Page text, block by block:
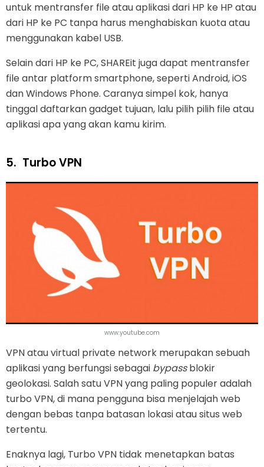
untuk mentransfer file atau aplikasi dari HP ke HP atau
dari HP ke PC tanpa harus menghabiskan kuota atau
menggunakan kabel USB.
Selain dari HP ke PC, SHAREit juga dapat mentransfer
file antar platform smartphone, seperti Android, iOS
dan Windows Phone. Caranya simpel kok, hanya
tinggal daftarkan gadget tujuan, lalu pilih pilih file atau
aplikasi apa yang akan kamu kirim.
5. Turbo VPN
www.youtube.com
VPN atau virtual private network merupakan sebuah
aplikasi yang berfungsi sebagai bypassblokir
geolokasi. Salah satu VPN yang paling populer adalah
turbo VPN, di mana pengguna bisa menjelajah web
dengan bebas tanpa batasan lokasi atau situs web
tertentu.
Enaknya lagi, Turbo VPN tidak menetapkan batas